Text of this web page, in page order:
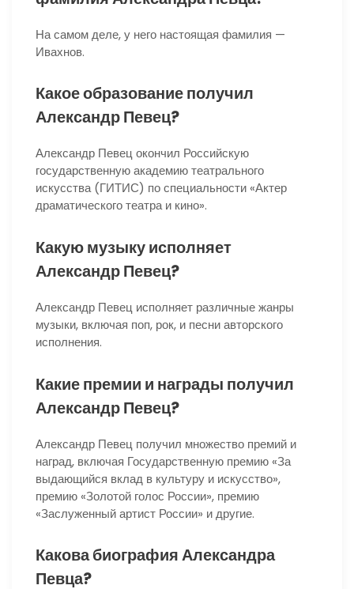
На самом деле, у него настоящая фамилия —
Ивахнов.
Какое образование получил
Александр Певец?
Александр Певец окончил Российскую
государственную академию театрального
искусства (ГИТИС) по специальности «Актер
драматического театра и кино».
Какую музыку исполняет
Александр Певец?
Александр Певец исполняет различные жанры
музыки, включая поп, рок, и песни авторского
исполнения.
Какие премии и награды получил
Александр Певец?
Александр Певец получил множество премий и
наград, включая Государственную премию «За
выдающийся вклад в культуру и искусство»,
премию «Золотой голос России», премию
«Заслуженный артист России» и другие.
Какова биография Александра
Певца?